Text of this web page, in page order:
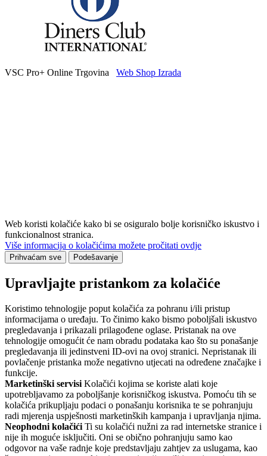
VSC Pro+ Online Trgovina Web Shop Izrada
Web koristi kolačiće kako bi se osiguralo bolje korisničko iskustvo i
funkcionalnost stranica.
Više informacija o kolačićima možete pročitati ovdje
Prihvaćam sve Podešavanje
Upravljajte pristankom za kolačiće
Koristimo tehnologije poput kolačića za pohranu i/ili pristup
informacijama o uređaju. To činimo kako bismo poboljšali iskustvo
pregledavanja i prikazali prilagođene oglase. Pristanak na ove
tehnologije omogućit će nam obradu podataka kao što su ponašanje
pregledavanja ili jedinstveni ID-ovi na ovoj stranici. Nepristanak ili
povlačenje pristanka može negativno utjecati na određene značajke i
funkcije.
Marketinški servisi Kolačići kojima se koriste alati koje
upotrebljavamo za poboljšanje korisničkog iskustva. Pomoću tih se
kolačića prikupljaju podaci o ponašanju korisnika te se pohranjuju
radi mjerenja uspješnosti marketinških kampanja i upravljanja njima.
Neophodni kolačići Ti su kolačići nužni za rad internetske stranice i
nije ih moguće isključiti. Oni se obično pohranjuju samo kao
odgovor na vaše radnje koje predstavljaju zahtjev za uslugama, kao